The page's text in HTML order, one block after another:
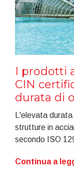
I prodotti
CIN
durata di
L'elevata
strutture in
secondo ISO
Continua a